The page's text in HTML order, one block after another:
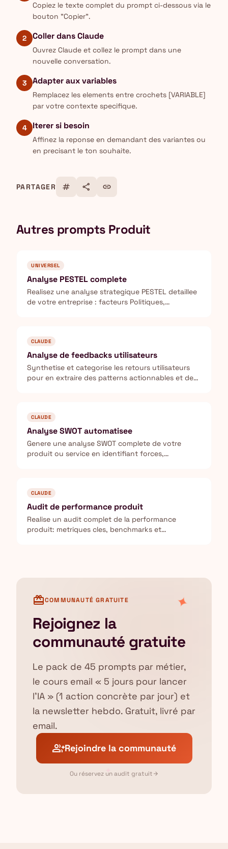
Copiez le texte complet du prompt ci-dessous via le
bouton "Copier".
2 Coller dans Claude
Ouvrez Claude et collez le prompt dans une
nouvelle conversation.
3 Adapter aux variables
Remplacez les elements entre crochets [VARIABLE]
par votre contexte specifique.
4 Iterer si besoin
Affinez la reponse en demandant des variantes ou
en precisant le ton souhaite.
PARTAGER tag share link
Autres prompts Produit
UNIVERSEL
Analyse PESTEL complete
Realisez une analyse strategique PESTEL detaillee
de votre entreprise : facteurs Politiques,
CLAUDE
Analyse de feedbacks utilisateurs
Synthetise et categorise les retours utilisateurs
pour en extraire des patterns actionnables et des
CLAUDE
Analyse SWOT automatisee
Genere une analyse SWOT complete de votre
produit ou service en identifiant forces,
CLAUDE
Audit de performance produit
Realise un audit complet de la performance
produit: metriques cles, benchmarks et
✦
✦
card_giftcardCOMMUNAUTÉ GRATUITE
Rejoignez la
communauté gratuite
Le pack de 45 prompts par métier,
le cours email « 5 jours pour lancer
l'IA » (1 action concrète par jour) et
la newsletter hebdo. Gratuit, livré par
email.
group_addRejoindre la communauté
Ou réservez un audit gratuit arrow_forward